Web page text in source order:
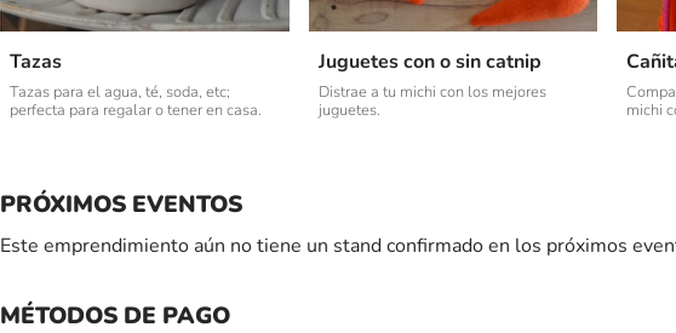
Tazas
Tazas para el agua, té, soda, etc;
perfecta para regalar o tener en casa.
Juguetes con o sin catnip
Distrae a tu michi con los mejores
juguetes.
michi
PRÓXIMOS EVENTOS
Este emprendimiento aún no tiene un stand confirmado en los próximos
MÉTODOS DE PAGO